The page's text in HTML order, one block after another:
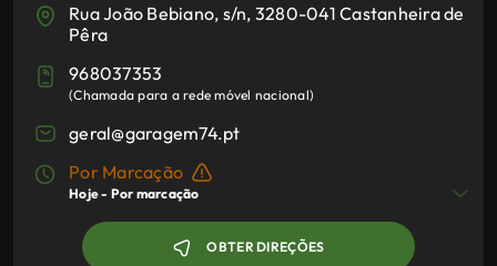
Rua João Bebiano, s/n, 3280-041 Castanheira de
Pêra
968037353
(Chamada para a rede móvel nacional)
geral@garagem74.pt
Por Marcação
Hoje - Por marcação
OBTER DIREÇÕES